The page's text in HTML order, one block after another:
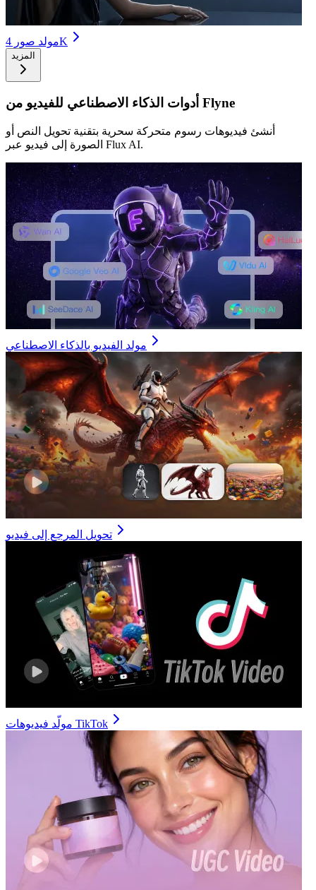
مولد صور 4K
المزيد
أدوات الذكاء الاصطناعي للفيديو من Flyne
أنشئ فيديوهات رسوم متحركة سحرية بتقنية تحويل النص أو
الصورة إلى فيديو عبر Flux AI.
مولد الفيديو بالذكاء الاصطناعي
تحويل المرجع إلى فيديو
مولّد فيديوهات TikTok